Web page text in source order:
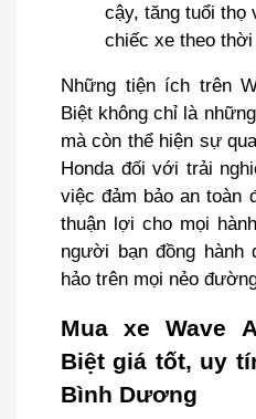
cậy, tăng tuổi thọ
chiếc xe theo thời
Những tiện ích trên
Biệt không chỉ là
mà còn thể hiện sự
Honda đối với trải
việc đảm bảo an toàn
thuận lợi cho mọi
người bạn đồng hành
hảo trên mọi nẻo
Mua xe Wave
Biệt giá tốt, uy
Bình Dương